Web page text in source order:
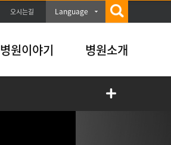
오시는길 Language
병원이야기 병원소개